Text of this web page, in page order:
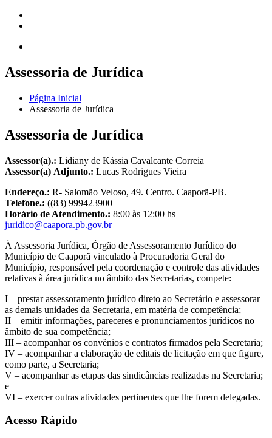
Assessoria de Jurídica
Página Inicial
Assessoria de Jurídica
Assessoria de Jurídica
Assessor(a).: Lidiany de Kássia Cavalcante Correia
Assessor(a) Adjunto.: Lucas Rodrigues Vieira
Endereço.: R- Salomão Veloso, 49. Centro. Caaporã-PB.
Telefone.: ((83) 999423900
Horário de Atendimento.: 8:00 às 12:00 hs
juridico@caapora.pb.gov.br
À Assessoria Jurídica, Órgão de Assessoramento Jurídico do
Município de Caaporã vinculado à Procuradoria Geral do
Município, responsável pela coordenação e controle das atividades
relativas à área jurídica no âmbito das Secretarias, compete:
I – prestar assessoramento jurídico direto ao Secretário e assessorar
as demais unidades da Secretaria, em matéria de competência;
II – emitir informações, pareceres e pronunciamentos jurídicos no
âmbito de sua competência;
III – acompanhar os convênios e contratos firmados pela Secretaria;
IV – acompanhar a elaboração de editais de licitação em que figure,
como parte, a Secretaria;
V – acompanhar as etapas das sindicâncias realizadas na Secretaria;
e
VI – exercer outras atividades pertinentes que lhe forem delegadas.
Acesso Rápido